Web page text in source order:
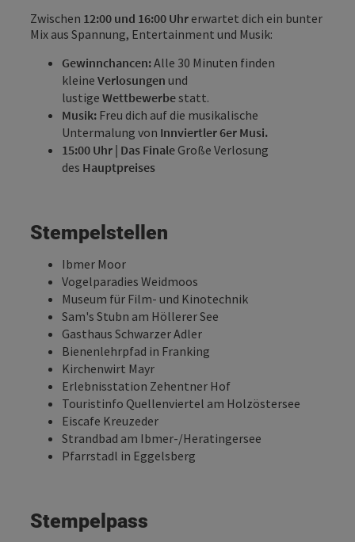
Zwischen 12:00 und 16:00 Uhr erwartet dich ein bunter
Mix aus Spannung, Entertainment und Musik:
Gewinnchancen:Alle 30 Minuten finden
kleine Verlosungen und
lustige Wettbewerbestatt.
Musik: Freu dich auf die musikalische
Untermalung von Innviertler 6er Musi.
15:00 Uhr | Das Finale Große Verlosung
des Hauptpreises
Stempelstellen
Ibmer Moor
Vogelparadies Weidmoos
Museum für Film- und Kinotechnik
Sam's Stubn am Höllerer See
Gasthaus Schwarzer Adler
Bienenlehrpfad in Franking
Kirchenwirt Mayr
Erlebnisstation Zehentner Hof
Touristinfo Quellenviertel am Holzöstersee
Eiscafe Kreuzeder
Strandbad am Ibmer-/Heratingersee
Pfarrstadl in Eggelsberg
Stempelpass